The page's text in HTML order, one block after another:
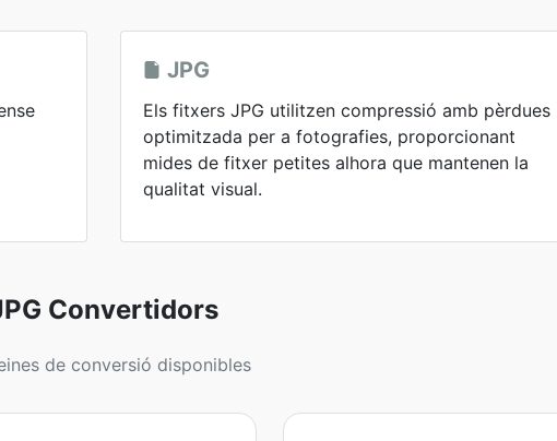
JPG
Els fitxers JPG utilitzen compressió amb pèrdues
optimitzada per a fotografies, proporcionant
mides de fitxer petites alhora que mantenen la
qualitat visual.
Convertidors
de conversió disponibles